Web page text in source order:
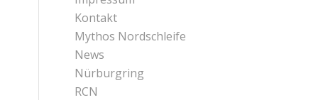
Kontakt
Mythos Nordschleife
News
Nürburgring
RCN